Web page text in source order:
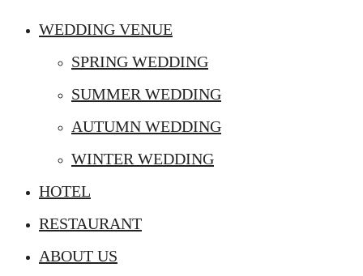
WEDDING VENUE
SPRING WEDDING
SUMMER WEDDING
AUTUMN WEDDING
WINTER WEDDING
HOTEL
RESTAURANT
ABOUT US